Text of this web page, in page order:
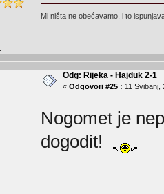
Mi ništa ne obećavamo, i to
Odg: Rijeka - Hajduk 2-1
« Odgovori #25 : 11 Svibanj,
Nogomet je
dogodit!